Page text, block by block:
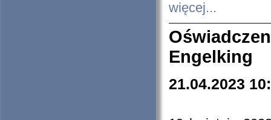
więcej...
Engelking
21.04.2023